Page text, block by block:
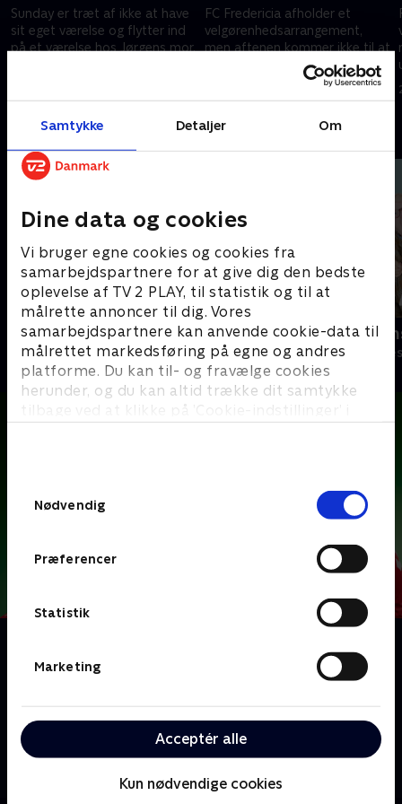
Samtykke Detaljer Om
Dine data og cookies
Vi bruger egne cookies og cookies fra
samarbejdspartnere for at give dig den bedste
oplevelse af TV 2 PLAY, til statistik og til at
målrette annoncer til dig. Vores
samarbejdspartnere kan anvende cookie-data til
målrettet markedsføring på egne og andres
platforme. Du kan til- og fravælge cookies
herunder, og du kan altid trække dit samtykke
tilbage ved at klikke på ’Cookie-indstillinger’ i
Nødvendig
Præferencer
Statistik
Marketing
Acceptér alle
Kun nødvendige cookies
Sunday er træt af ikke at have
sit eget værelse og flytter ind
på et værelse hos Jørgens mor.
om.
FC Fredericia afholder et
velgørenhedsarrangement,
men aftenen kommer ikke til at
gå helt, som hverken Sunday
eller Jonas har planlagt.
Andre så også
Klovn
Komedie • 11 sæsoner
SJIT
Komedie • 5
Fodboldklubben FC Fredericia er i krise og står til
nedrykning fra 1. division. Cheftræneren Frederik
en ny stjernespiller. Her møder han den godtroende
Sunday, som han tilbyder en kontrakt, selvom Sunday